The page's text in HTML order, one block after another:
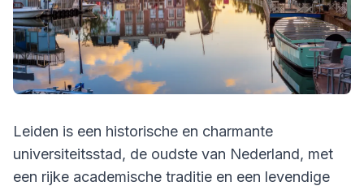
Leiden is een historische en charmante
universiteitsstad, de oudste van Nederland, met
een rijke academische traditie en een levendige